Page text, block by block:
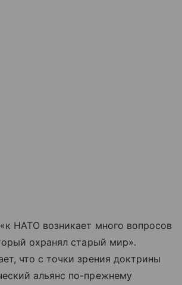
НАТО возникает много вопросов
охранял старый мир».
что с точки зрения доктрины
альянс по-прежнему